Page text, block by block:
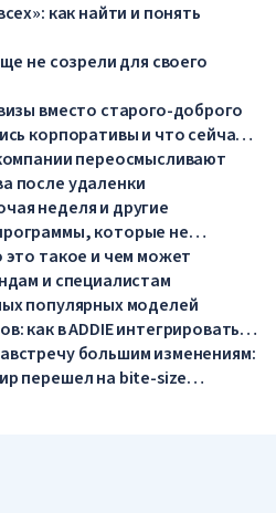
как найти и понять
не созрели для своего
вместо старого-доброго
корпоративы и что сейчас
переосмысливают
после удаленки
неделя и другие
которые не
такое и чем может
и специалистам
популярных моделей
как в ADDIE интегрировать
большим изменениям:
перешел на bite-size